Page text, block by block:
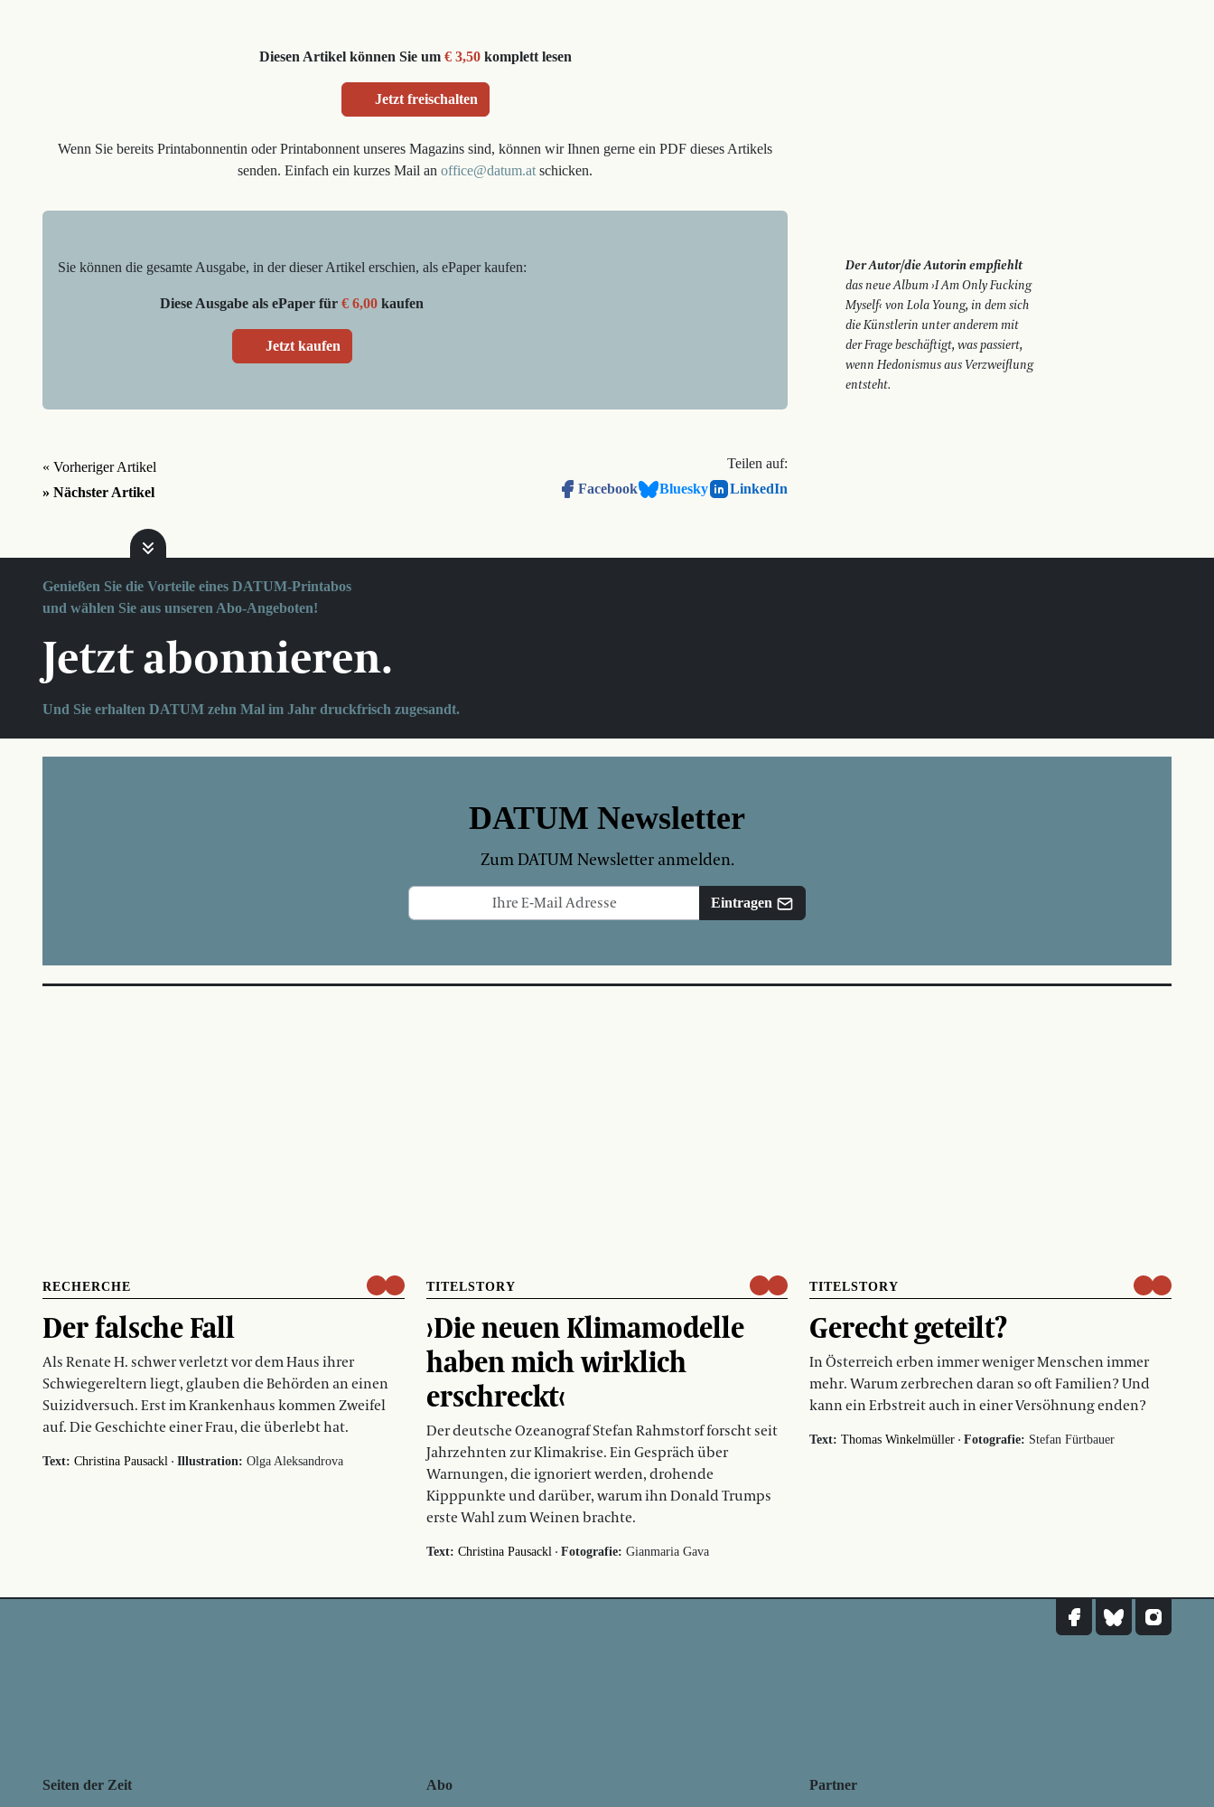
Diesen Artikel können Sie um € 3,50komplett lesen
Jetzt freischalten
Wenn Sie bereits Printabonnentin oder Printabonnent unseres Magazins sind, können wir Ihnen gerne ein PDF dieses Artikels
senden. Einfach ein kurzes Mail anoffice@datum.at schicken.
Sie können die gesamte Ausgabe, in der dieser Artikel erschien, als ePaper kaufen:
Diese Ausgabe als ePaper für€ 6,00 kaufen
Jetzt kaufen
Der Autor/die Autorin empfiehlt
das neue Album ›I Am Only Fucking
Myself‹ von Lola Young, in dem sich
die Künstlerin unter anderem mit
der Frage beschäftigt, was passiert,
wenn Hedonismus aus Verzweiflung
entsteht.
« Vorheriger Artikel
» Nächster Artikel
Teilen auf:
Facebook
Bluesky LinkedIn
Genießen Sie die Vorteile eines DATUM-Printabos
und wählen Sie aus unseren Abo-Angeboten!
Jetzt abonnieren.
Und Sie erhalten DATUM zehn Mal im Jahr druckfrisch zugesandt.
DATUM Newsletter
Zum DATUM Newsletter anmelden.
Eintragen
RECHERCHE
Der falsche Fall
Als Renate H. schwer verletzt vor dem Haus ihrer
Schwiegereltern liegt, glauben die Behörden an einen
Suizidversuch. Erst im Krankenhaus kommen Zweifel
auf. Die Geschichte einer Frau, die überlebt hat.
Text: Christina Pausackl · Illustration: Olga Aleksandrova
TITELSTORY
›Die neuen Klimamodelle
haben mich wirklich
erschreckt‹
Der deutsche Ozeanograf Stefan Rahmstorf forscht seit
Jahrzehnten zur Klimakrise. Ein Gespräch über
Warnungen, die ignoriert werden, drohende
Kipppunkte und darüber, warum ihn Donald Trumps
erste Wahl zum Weinen brachte.
Text: Christina Pausackl· Fotografie: Gianmaria Gava
TITELSTORY
Gerecht geteilt?
In Österreich erben immer weniger Menschen immer
mehr. Warum zerbrechen daran so oft Familien? Und
kann ein Erbstreit auch in einer Versöhnung enden?
Text: Thomas Winkelmüller ·Fotografie: Stefan Fürtbauer
Seiten der Zeit Abo Partner